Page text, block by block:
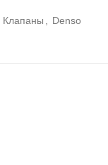
Клапаны Denso